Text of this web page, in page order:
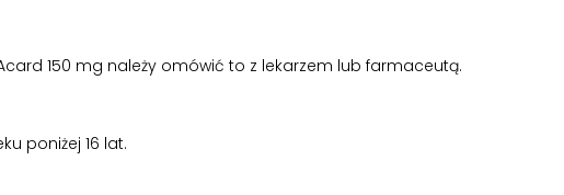
150 mg należy omówić to z lekarzem lub farmaceutą.
poniżej 16 lat.